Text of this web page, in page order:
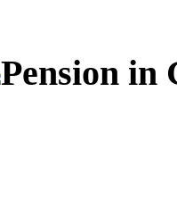
Pension in